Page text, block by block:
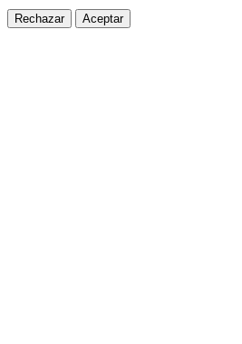
Rechazar Aceptar